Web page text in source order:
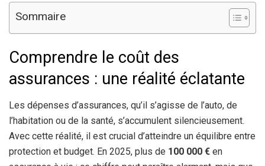
Sommaire
Comprendre le coût des
assurances : une réalité éclatante
Les dépenses d’assurances, qu’il s’agisse de l’auto, de
l’habitation ou de la santé, s’accumulent silencieusement.
Avec cette réalité, il est crucial d’atteindre un équilibre entre
protection et budget. En 2025, plus de 100 000 € en